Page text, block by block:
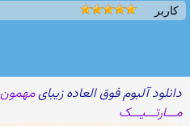
کاربر
دانلود آلبوم فوق العاده زیبایمهمون
مـــارتـــیـــک